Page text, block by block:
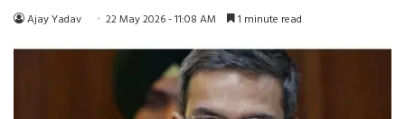
Ajay Yadav 22 May 2026 - 11:08 AM 1 minute read